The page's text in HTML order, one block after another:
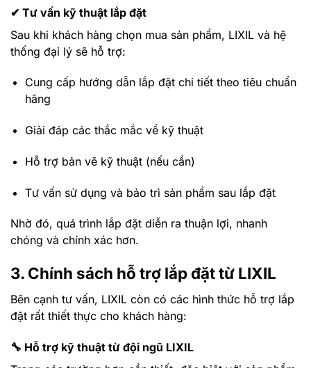
✔ Tư vấn kỹ thuật lắp đặt
Sau khi khách hàng chọn mua sản phẩm, LIXIL và hệ
thống đại lý sẽ hỗ trợ:
Cung cấp hướng dẫn lắp đặt chi tiết theo tiêu chuẩn
hãng
Giải đáp các thắc mắc về kỹ thuật
Hỗ trợ bản vẽ kỹ thuật (nếu cần)
Tư vấn sử dụng và bảo trì sản phẩm sau lắp đặt
Nhờ đó, quá trình lắp đặt diễn ra thuận lợi, nhanh
chóng và chính xác hơn.
3. Chính sách hỗ trợ lắp đặt từ LIXIL
Bên cạnh tư vấn, LIXIL còn có các hình thức hỗ trợ lắp
đặt rất thiết thực cho khách hàng:
🔧 Hỗ trợ kỹ thuật từ đội ngũ LIXIL